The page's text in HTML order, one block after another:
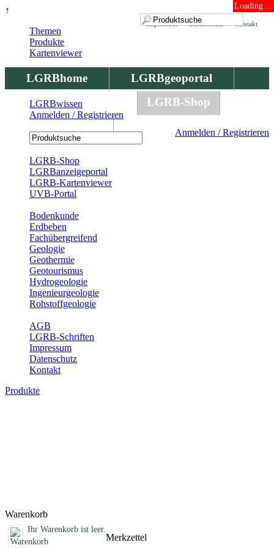
↑ Loading ...
Kontakt
Datenschutz
Impressum
LGRBhome
LGRBgeoportal
LGRBbohrungen
LGRB-Shop
Anmelden / Registrieren
Themen
Produkte
Kartenviewer
LGRBwissen
Anmelden / Registrieren
LGRB-Shop
LGRBanzeigeportal
LGRB-Kartenviewer
UVB-Portal
Bodenkunde
Erdbeben
Fachübergreifend
Geologie
Geothermie
Geotourismus
Hydrogeologie
Ingenieurgeologie
Rohstoffgeologie
AGB
LGRB-Schriften
Impressum
Datenschutz
Kontakt
Produkte
Warenkorb
Ihr Warenkorb ist leer.
Merkzettel